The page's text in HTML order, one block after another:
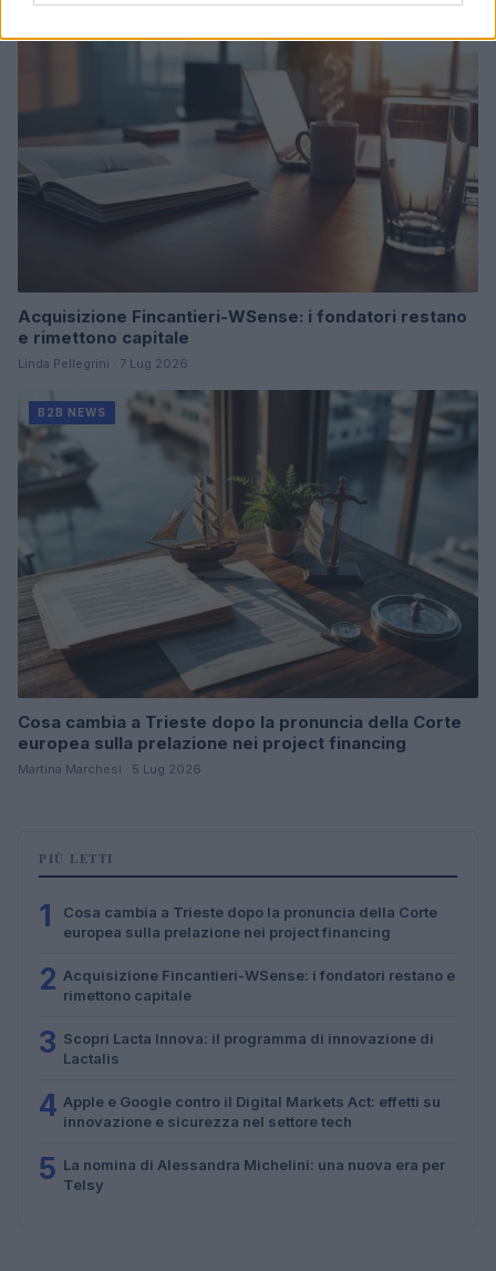
B2B NEWS
Acquisizione Fincantieri-WSense: i fondatori restano
e rimettono capitale
Linda Pellegrini · 7 Lug 2026
B2B NEWS
Cosa cambia a Trieste dopo la pronuncia della Corte
europea sulla prelazione nei project financing
Martina Marchesi · 5 Lug 2026
PIÙ LETTI
1
Cosa cambia a Trieste dopo la pronuncia della Corte
europea sulla prelazione nei project financing
2 Acquisizione Fincantieri-WSense: i fondatori restano e
rimettono capitale
3 Scopri Lacta Innova: il programma di innovazione di
Lactalis
4 Apple e Google contro il Digital Markets Act: effetti su
innovazione e sicurezza nel settore tech
5 La nomina di Alessandra Michelini: una nuova era per
Telsy